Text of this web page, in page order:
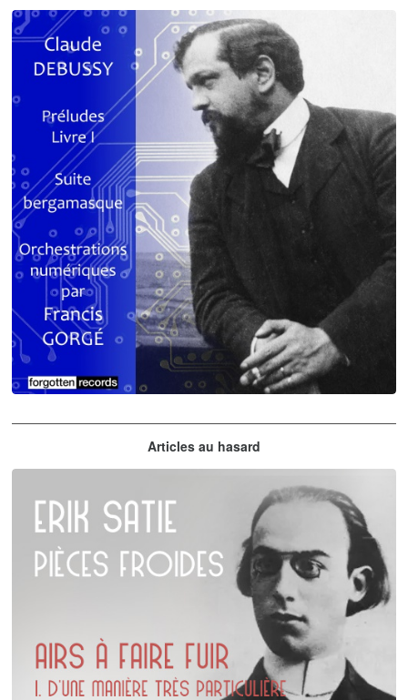
Debussy - Schmitt - Ravel
orchestrations numériques par Francis Gorgé
Articles au hasard